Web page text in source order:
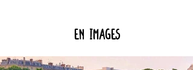
En images